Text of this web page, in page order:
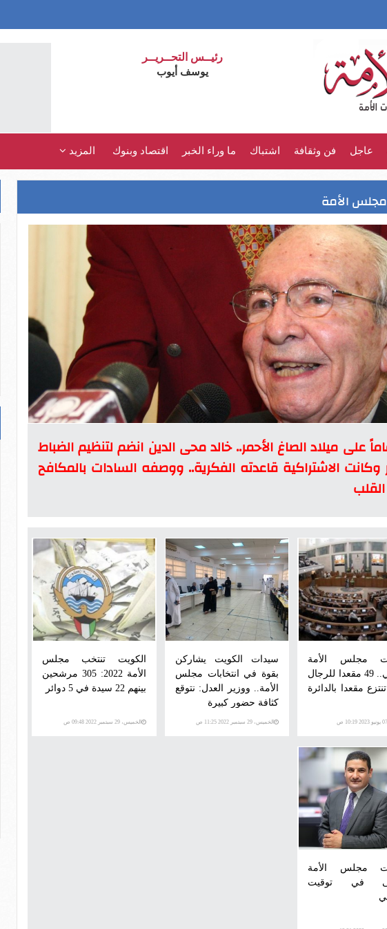
رئيــس التحــريــر
يوسف أيوب
عاجل فن وثقافة اشتباك ما وراء الخبر اقتصاد وبنوك المزيد
مجلس الأمة
عاماً على ميلاد الصاغ الأحمر.. خالد محى الدين انضم لتنظيم الضباط
وكانت الاشتراكية قاعدته الفكرية.. ووصفه السادات بالمكافح
مجلس الأمة
الكويتي.. 49 مقعدا للرجال
تنتزع مقعدا بالدائرة
سيدات الكويت يشاركن
بقوة في انتخابات مجلس
الأمة.. ووزير العدل: نتوقع
كثافة حضور كبيرة
الخميس، 29 سبتمبر 2022 11:25 ص
الكويت تنتخب مجلس
الأمة 2022: 305 مرشحين
بينهم 22 سيدة في 5 دوائر
الخميس، 29 سبتمبر 2022 09:48 ص
مجلس الأمة
في توقيت